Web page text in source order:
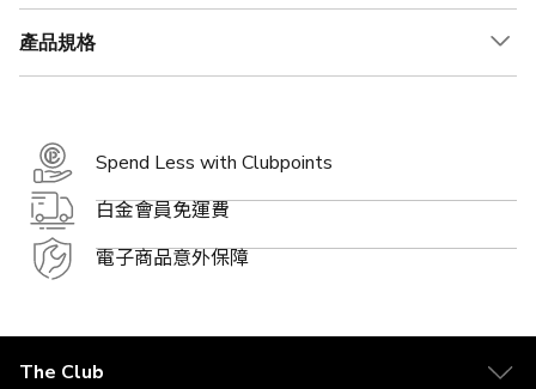
產品規格
Spend Less with Clubpoints
白金會員免運費
電子商品意外保障
The Club